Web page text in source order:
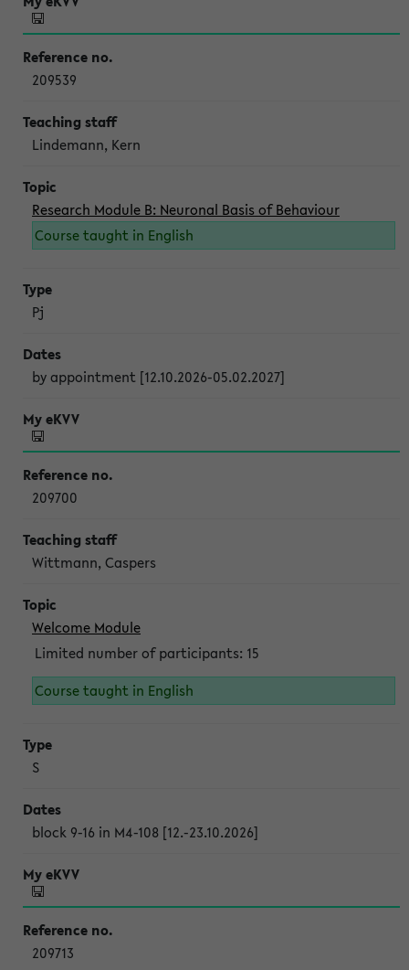
209539
Lindemann, Kern
Research Module B: Neuronal Basis of Behaviour
Course taught in English
Pj
by appointment [12.10.2026-05.02.2027]
209700
Wittmann, Caspers
Welcome Module
Limited number of participants: 15
Course taught in English
S
block 9-16 in M4-108 [12.-23.10.2026]
209713